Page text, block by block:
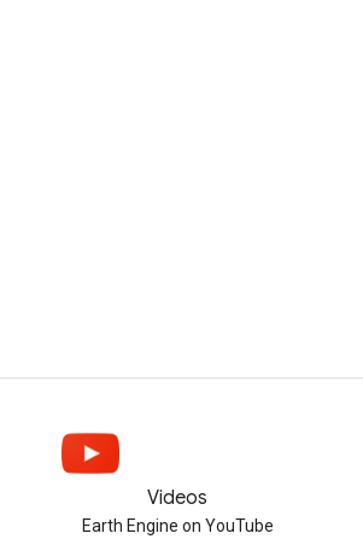
Videos
Earth Engine on YouTube